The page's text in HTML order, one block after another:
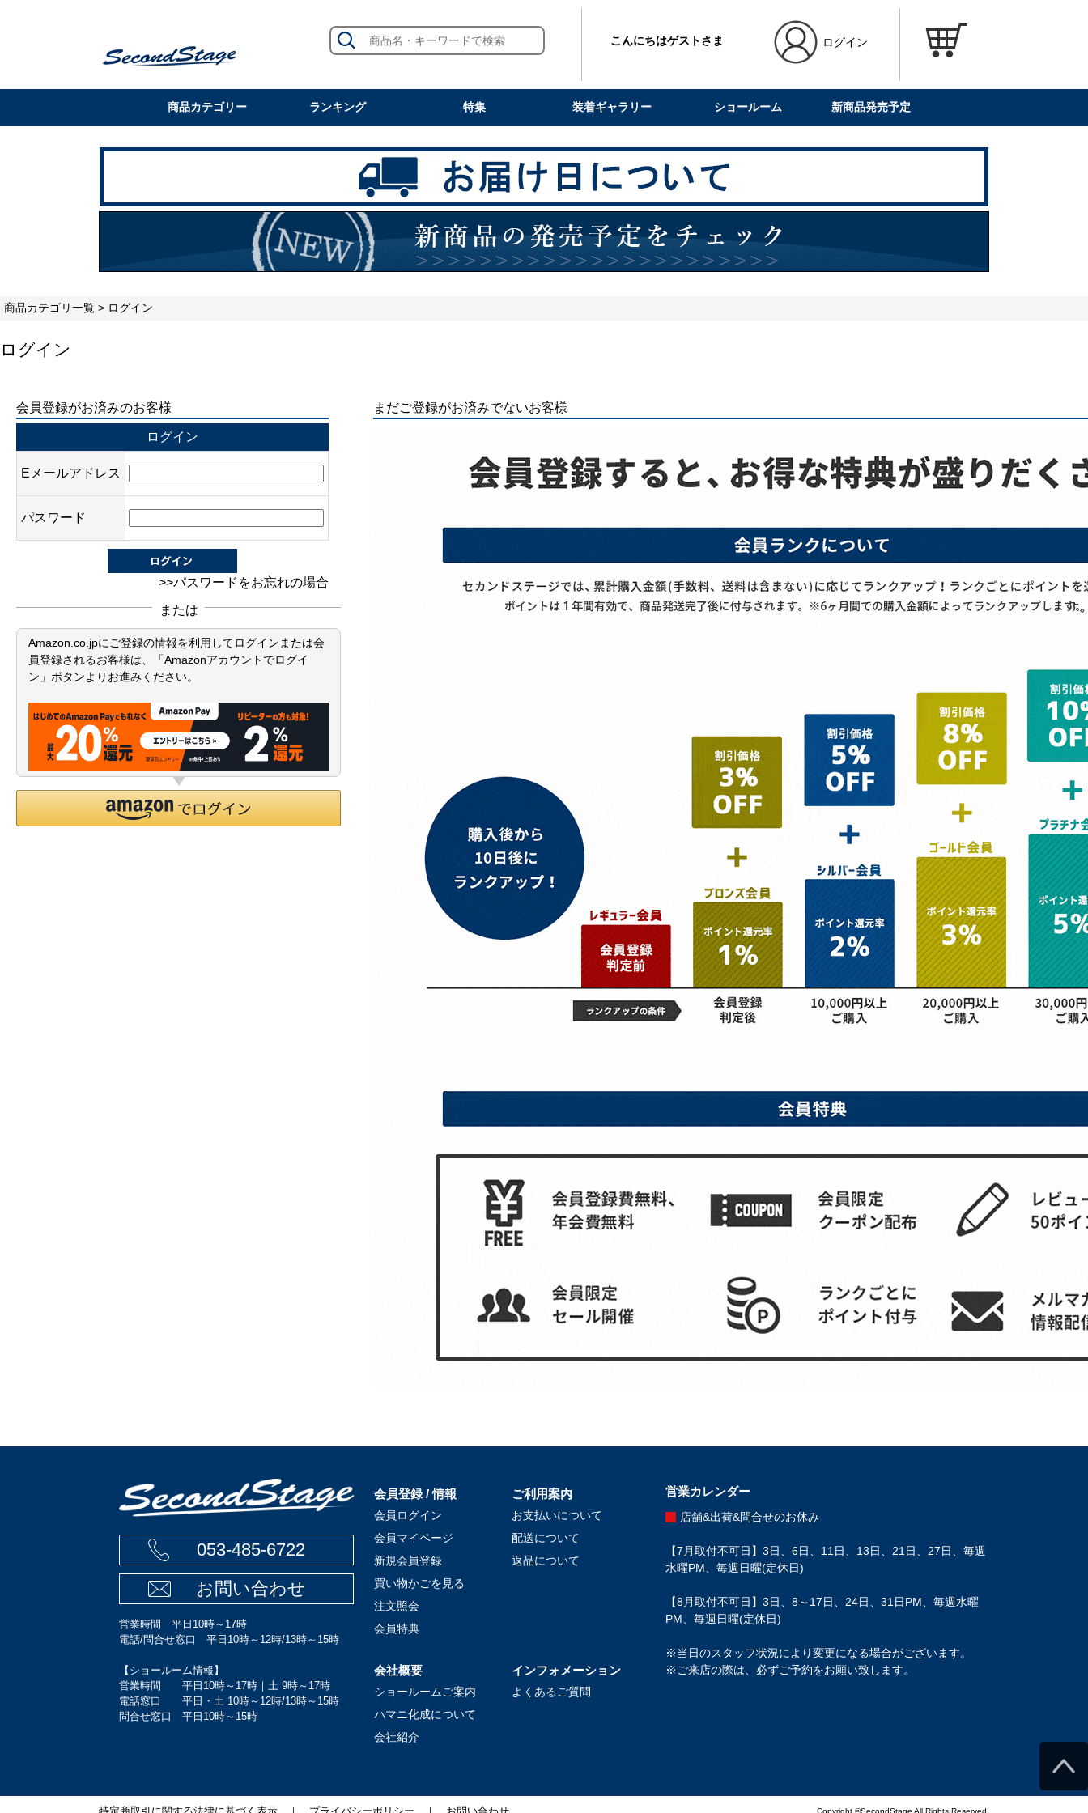
こんにちはゲストさま ログイン
商品カテゴリー ランキング 特集 装着ギャラリー ショールーム 新商品発売予定
商品カテゴリ一覧 > ログイン
ログイン
会員登録がお済みのお客様
ログイン
Eメールアドレス
パスワード
>>パスワードをお忘れの場合
または
Amazon.co.jpにご登録の情報を利用してログインまたは会
員登録されるお客様は、「Amazonアカウントでログイ
ン」ボタンよりお進みください。
まだご登録がお済みでないお客様
053-485-6722
お問い合わせ
営業時間 平日10時～17時
電話/問合せ窓口 平日10時～12時/13時～15時
【ショールーム情報】
営業時間 平日10時～17時｜土 9時～17時
電話窓口 平日・土 10時～12時/13時～15時
問合せ窓口 平日10時～15時
会員登録 / 情報
会員ログイン
会員マイページ
新規会員登録
買い物かごを見る
注文照会
会員特典
ご利用案内
お支払いについて
配送について
返品について
会社概要
ショールームご案内
ハマニ化成について
会社紹介
インフォメーション
よくあるご質問
営業カレンダー
店舗&出荷&問合せのお休み
【7月取付不可日】3日、6日、11日、13日、21日、27日、毎週
水曜PM、毎週日曜(定休日)
【8月取付不可日】3日、8～17日、24日、31日PM、毎週水曜
PM、毎週日曜(定休日)
※当日のスタッフ状況により変更になる場合がございます。
※ご来店の際は、必ずご予約をお願い致します。
Copyright ©SecondStage All Rights Reserved.